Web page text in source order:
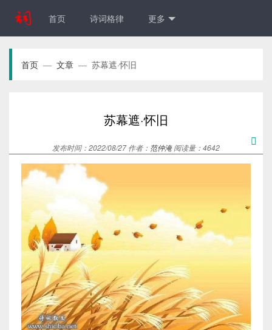
首页 诗词格律 更多
首页 — 文章 — 苏幕遮·怀旧
苏幕遮·怀旧
发布时间：2022/08/27 作者： 范仲淹阅读量：4642
